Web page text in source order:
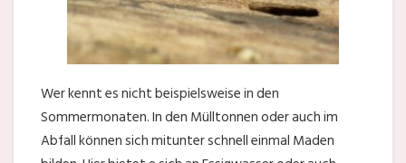
Wer kennt es nicht beispielsweise in den
Sommermonaten. In den Mülltonnen oder auch im
Abfall können sich mitunter schnell einmal Maden